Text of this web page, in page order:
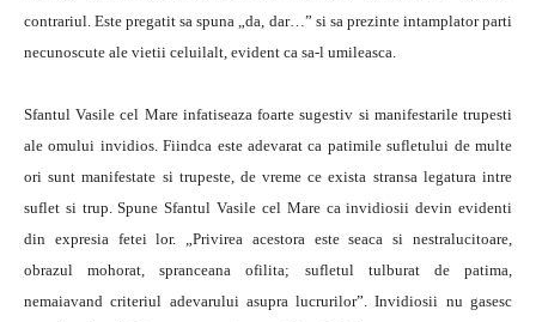
contrariul. Este pregatit sa spuna „da, dar…” si sa prezinte intamplator parti
necunoscute ale vietii celuilalt, evident ca sa-l umileasca.
Sfantul Vasile cel Mare infatiseaza foarte sugestiv si manifestarile trupesti
ale omului invidios. Fiindca este adevarat ca patimile sufletului de multe
ori sunt manifestate si trupeste, de vreme ce exista stransa legatura intre
suflet si trup. Spune Sfantul Vasile cel Mare ca invidiosii devin evidenti
din expresia fetei lor. „Privirea acestora este seaca si nestralucitoare,
obrazul mohorat, spranceana ofilita; sufletul tulburat de patima,
nemaiavand criteriul adevarului asupra lucrurilor”. Invidiosii nu gasesc